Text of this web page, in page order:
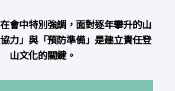
會中特別強調，面對逐年攀升的山
力」與「預防準備」是建立責任登
山文化的關鍵。